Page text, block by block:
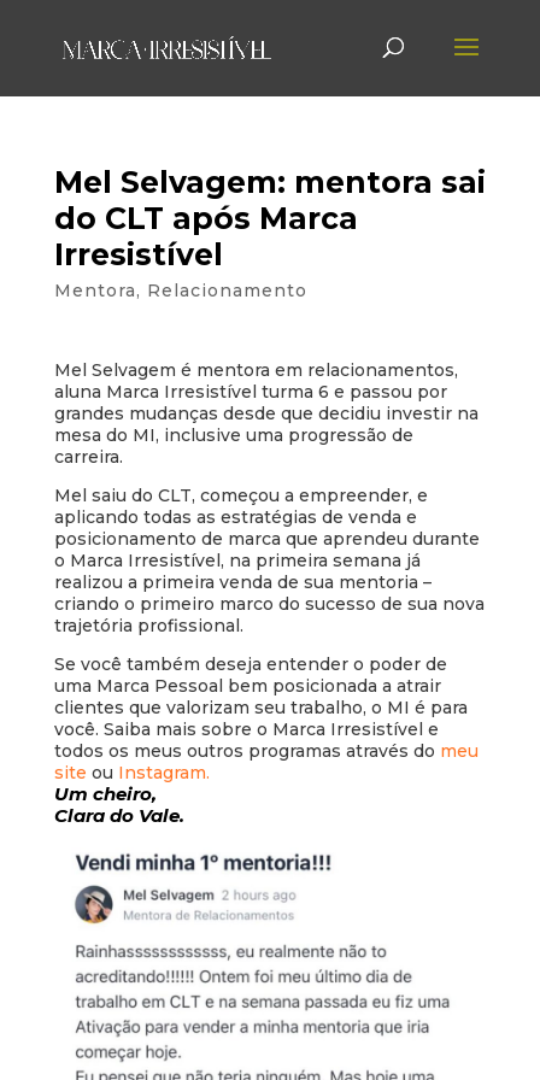
Mel Selvagem: mentora sai
do CLT após Marca
Irresistível
Mentora, Relacionamento
Mel Selvagem é mentora em relacionamentos,
aluna Marca Irresistível turma 6 e passou por
grandes mudanças desde que decidiu investir na
mesa do MI, inclusive uma progressão de
carreira.
Mel saiu do CLT, começou a empreender, e
aplicando todas as estratégias de venda e
posicionamento de marca que aprendeu durante
o Marca Irresistível, na primeira semana já
realizou a primeira venda de sua mentoria –
criando o primeiro marco do sucesso de sua nova
trajetória profissional.
Se você também deseja entender o poder de
uma Marca Pessoal bem posicionada a atrair
clientes que valorizam seu trabalho, o MI é para
você. Saiba mais sobre o Marca Irresistível e
todos os meus outros programas através do meu
site ou Instagram.
Um cheiro,
Clara do Vale.